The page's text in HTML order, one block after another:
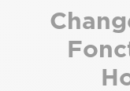
Sous-
titre